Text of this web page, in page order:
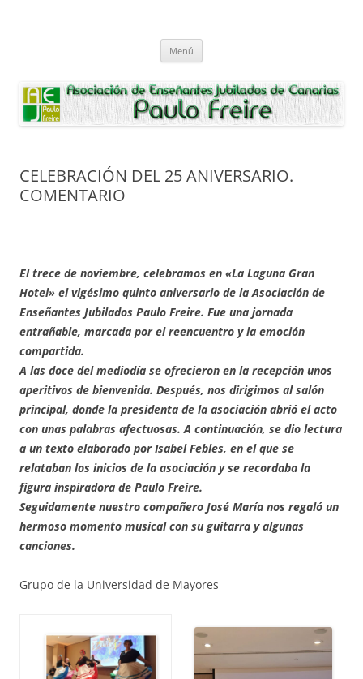
Paulo Freire
Menú
CELEBRACIÓN DEL 25 ANIVERSARIO.
COMENTARIO
El trece de noviembre, celebramos en «La Laguna Gran
Hotel» el vigésimo quinto aniversario de la Asociación de
Enseñantes Jubilados Paulo Freire. Fue una jornada
entrañable, marcada por el reencuentro y la emoción
compartida.
A las doce del mediodía se ofrecieron en la recepción unos
aperitivos de bienvenida. Después, nos dirigimos al salón
principal, donde la presidenta de la asociación abrió el acto
con unas palabras afectuosas. A continuación, se dio lectura
a un texto elaborado por Isabel Febles, en el que se
relataban los inicios de la asociación y se recordaba la
figura inspiradora de Paulo Freire.
Seguidamente nuestro compañero José María nos regaló un
hermoso momento musical con su guitarra y algunas
canciones.
Grupo de la Universidad de Mayores